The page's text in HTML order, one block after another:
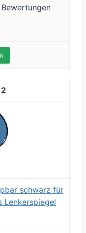
2
schwarz für
Lenkerspiegel